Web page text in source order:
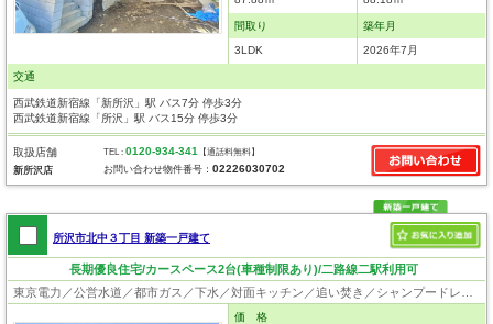
間取り
3LDK
築年月
2026年7月
交通
西武鉄道新宿線「新所沢」駅 バス7分 停歩3分
西武鉄道新宿線「所沢」駅 バス15分 停歩3分
取扱店舗
新所沢店
TEL :0120-934-341 【通話料無料】
お問い合わせ物件番号：02226030702
所沢市北中３丁目 新築一戸建て
長期優良住宅/カースペース2台(車種制限あり)/二路線二駅利用可
価 格